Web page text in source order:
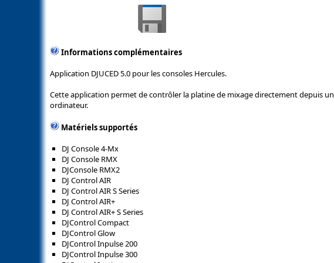
Informations complémentaires
Application DJUCED 5.0 pour les consoles Hercules.
Cette application permet de contrôler la platine de mixage directement depuis un
ordinateur.
Matériels supportés
DJ Console 4-Mx
DJ Console RMX
DJConsole RMX2
DJ Control AIR
DJ Control AIR S Series
DJ Control AIR+
DJ Control AIR+ S Series
DJControl Compact
DJControl Glow
DJControl Inpulse 200
DJControl Inpulse 300